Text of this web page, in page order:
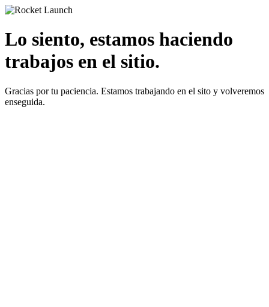
Lo siento, estamos haciendo
trabajos en el sitio.
Gracias por tu paciencia. Estamos trabajando en el sito y volveremos
enseguida.